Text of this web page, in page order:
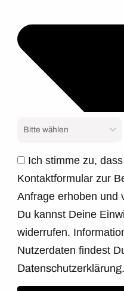
Ich stimme zu,
Kontaktformular zur
Anfrage erhoben und
Du kannst Deine
widerrufen.
Nutzerdaten findest